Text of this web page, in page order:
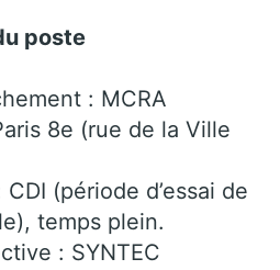
poste
: MCRA
8e (rue de la Ville
(période d’essai de
temps plein.
: SYNTEC